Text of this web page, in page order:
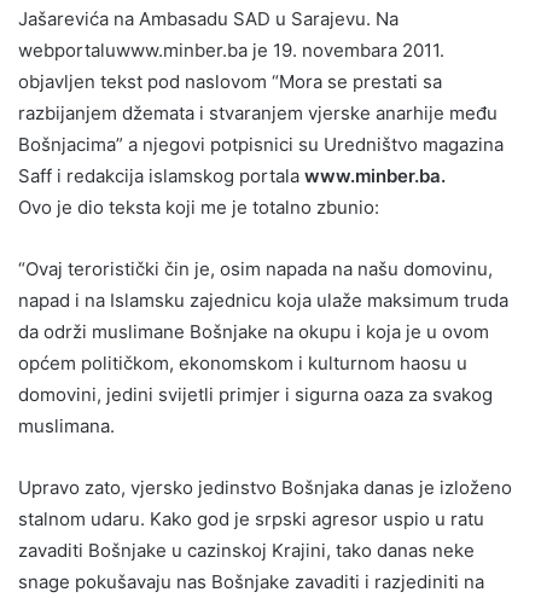
Jašarevića na Ambasadu SAD u Sarajevu. Na
webportaluwww.minber.ba je 19. novembara 2011.
objavljen tekst pod naslovom “Mora se prestati sa
razbijanjem džemata i stvaranjem vjerske anarhije među
Bošnjacima” a njegovi potpisnici su Uredništvo magazina
Saff i redakcija islamskog portala www.minber.ba.
Ovo je dio teksta koji me je totalno zbunio:
“Ovaj teroristički čin je, osim napada na našu domovinu,
napad i na Islamsku zajednicu koja ulaže maksimum truda
da održi muslimane Bošnjake na okupu i koja je u ovom
općem političkom, ekonomskom i kulturnom haosu u
domovini, jedini svijetli primjer i sigurna oaza za svakog
muslimana.
Upravo zato, vjersko jedinstvo Bošnjaka danas je izloženo
stalnom udaru. Kako god je srpski agresor uspio u ratu
zavaditi Bošnjake u cazinskoj Krajini, tako danas neke
snage pokušavaju nas Bošnjake zavaditi i razjediniti na